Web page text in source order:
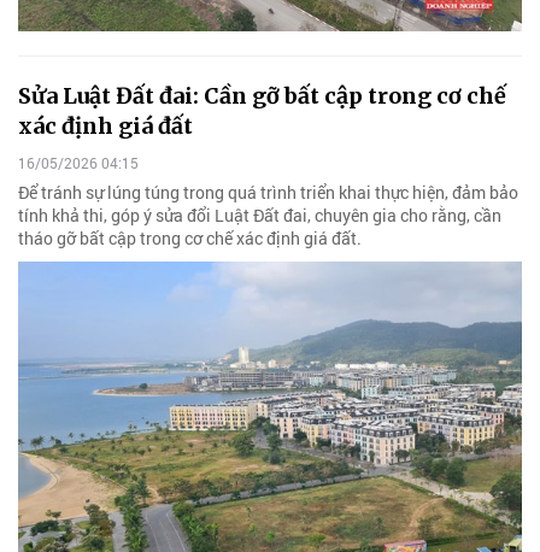
Sửa Luật Đất đai: Cần gỡ bất cập trong cơ chế
xác định giá đất
16/05/2026 04:15
Để tránh sự lúng túng trong quá trình triển khai thực hiện, đảm bảo
tính khả thi, góp ý sửa đổi Luật Đất đai, chuyên gia cho rằng, cần
tháo gỡ bất cập trong cơ chế xác định giá đất.